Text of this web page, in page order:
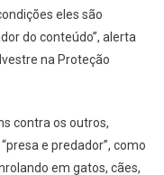
eles são
do conteúdo”, alerta
na Proteção
contra os outros,
e predador”, como
em gatos, cães,